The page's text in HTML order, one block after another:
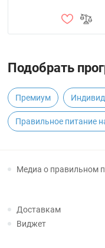
Подобрать
Премиум
Правильное питание
Медиа о правильном
Доставкам
Виджет